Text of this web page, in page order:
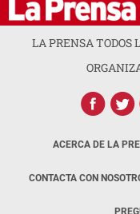
LA PRENSA TODOS
ACERCA DE LA
CONTACTA CON